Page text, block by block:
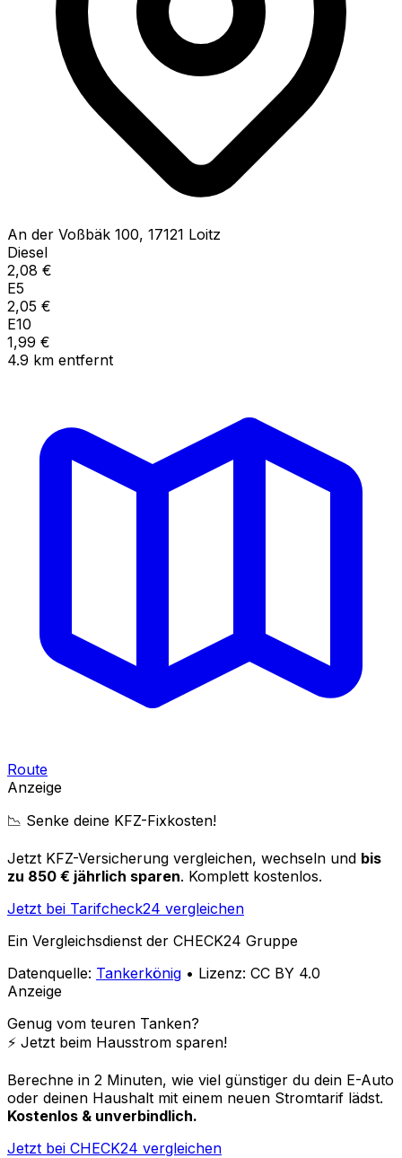
An der Voßbäk 100, 17121 Loitz
Diesel
2,08 €
E5
2,05 €
E10
1,99 €
4.9 km entfernt
Route
Anzeige
📉 Senke deine KFZ-Fixkosten!
Jetzt KFZ-Versicherung vergleichen, wechseln und bis
zu 850 € jährlich sparen. Komplett kostenlos.
Jetzt bei Tarifcheck24 vergleichen
Ein Vergleichsdienst der CHECK24 Gruppe
Datenquelle: Tankerkönig • Lizenz: CC BY 4.0
Anzeige
Genug vom teuren Tanken?
⚡️ Jetzt beim Hausstrom sparen!
Berechne in 2 Minuten, wie viel günstiger du dein E-Auto
oder deinen Haushalt mit einem neuen Stromtarif lädst.
Kostenlos & unverbindlich.
Jetzt bei CHECK24 vergleichen